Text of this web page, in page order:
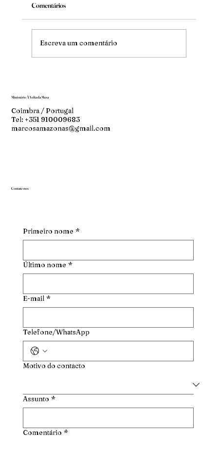
Mude
Comentários
Escreva um comentário
Ministério À Volta da Mesa
Coimbra / Portugal
Tel: +351 910009683
marcosamazonas@gmail.com
Contate-nos
Primeiro nome *
Último nome *
E-mail *
Telefone/WhatsApp
Motivo do contacto
Assunto *
Comentário *